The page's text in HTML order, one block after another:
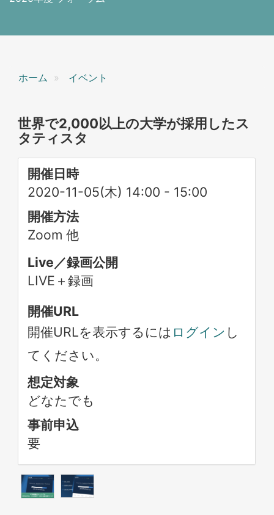
ホーム イベント
世界で2,000以上の大学が採用したス
タティスタ
開催日時
2020-11-05(木) 14:00 - 15:00
開催方法
Zoom 他
Live／録画公開
LIVE＋録画
開催URL
開催URLを表示するには ログイン し
てください。
想定対象
どなたでも
事前申込
要